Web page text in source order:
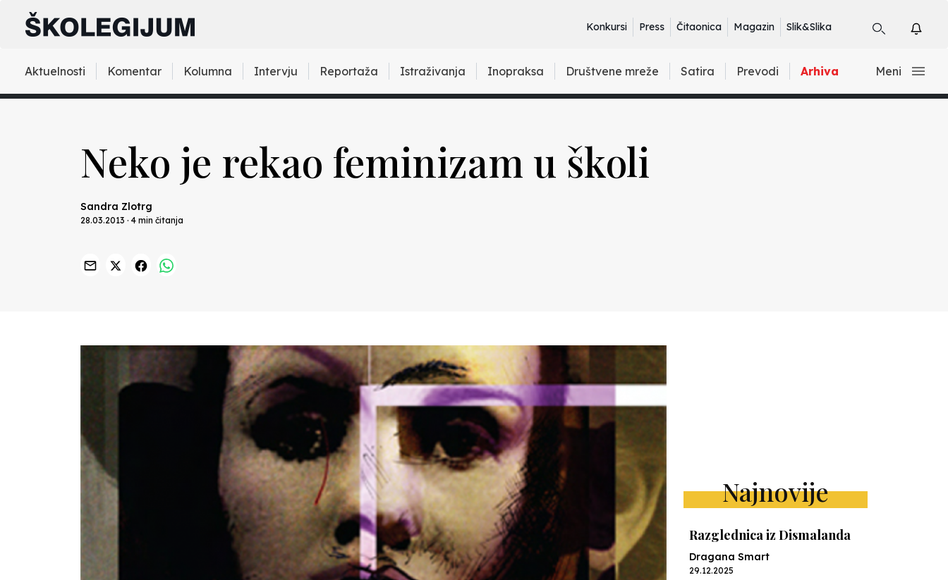
Konkursi Press Čitaonica Magazin Slik&Slika
Aktuelnosti Komentar Kolumna Intervju Reportaža Istraživanja Inopraksa Društvene mreže Satira Prevodi Arhiva Meni
Neko je rekao feminizam u školi
Sandra Zlotrg
28.03.2013 · 4 min čitanja
Najnovije
Razglednica iz Dismalanda
Dragana Smart
29.12.2025